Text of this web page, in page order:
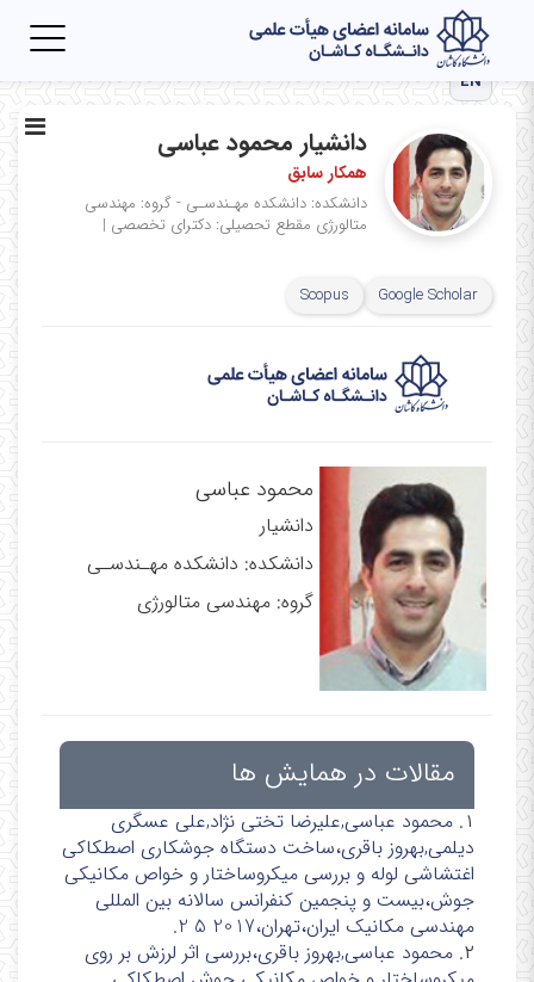
EN
دانشیار محمود عباسی
همکار سابق
دانشکده: دانشکده مهـندسـی - گروه: مهندسی
متالورژی مقطع تحصیلی: دکترای تخصصی |
Google Scholar
Scopus
محمود عباسی
دانشیار
دانشکده: دانشکده مهـندسـی
گروه: مهندسی متالورژی
مقالات در همایش ها
۱. محمود عباسی,علیرضا تختی نژاد,علی عسگری
دیلمی,بهروز باقری،ساخت دستگاه جوشکاری اصطکاکی
اغتشاشی لوله و بررسی میکروساختار و خواص مکانیکی
جوش،بیست و پنجمین کنفرانس سالانه بین المللی
مهندسی مکانیک ایران،تهران،2017 5 2.
۲. محمود عباسی,بهروز باقری،بررسی اثر لرزش بر روی